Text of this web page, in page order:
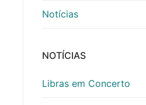
Notícias
NOTÍCIAS
Libras em Concerto